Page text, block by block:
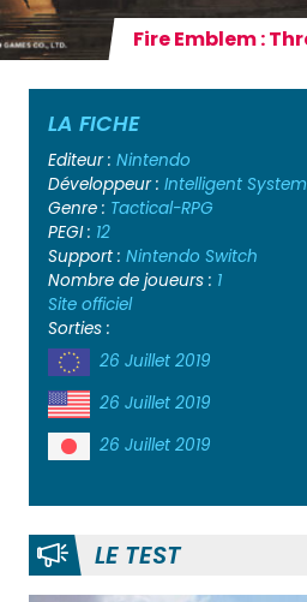
Fire Emblem :
LA FICHE
Editeur : Nintendo
Développeur : Intelligent
Genre : Tactical-RPG
PEGI : 12
Support : Nintendo Switch
Nombre de joueurs : 1
Site officiel
Sorties :
26 Juillet 2019
26 Juillet 2019
26 Juillet 2019
LE TEST